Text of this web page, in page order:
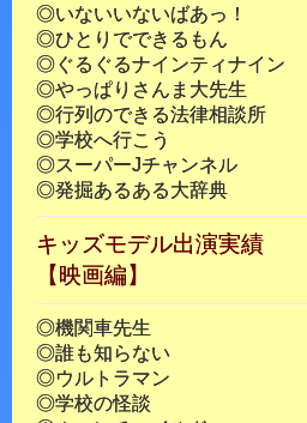
◎いないいないばあっ！
◎ひとりでできるもん
◎ぐるぐるナインティナイン
◎やっぱりさんま大先生
◎行列のできる法律相談所
◎学校へ行こう
◎スーパーJチャンネル
◎発掘あるある大辞典
キッズモデル出演実績
【映画編】
◎機関車先生
◎誰も知らない
◎ウルトラマン
◎学校の怪談